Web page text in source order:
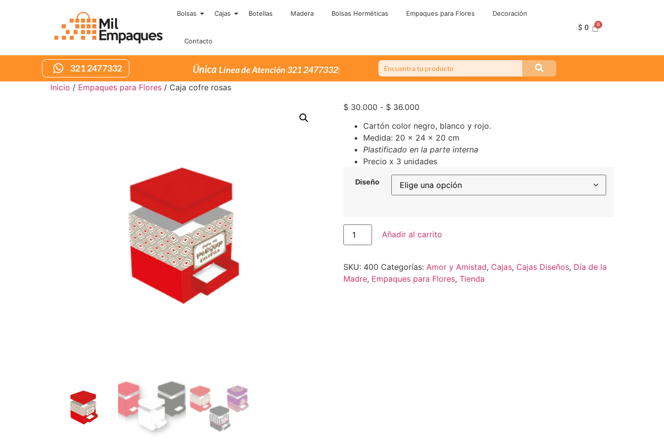
Bolsas Cajas Botellas Madera Bolsas Herméticas Empaques para Flores Decoración
Contacto
$ 0
321 2477332 Única
Inicio / Empaques para Flores / Caja cofre rosas
$30.000 - $36.000
Cartón color negro, blanco y rojo.
Medida: 20 x 24 x 20 cm
Plastificado en la parte interna
Precio x 3 unidades
Diseño
Añadir al carrito
SKU: 400 Categorías: Amor y Amistad, Cajas, Cajas Diseños, Día de la
Madre, Empaques para Flores, Tienda